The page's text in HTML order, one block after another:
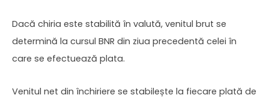
Dacă chiria este stabilită în valută, venitul brut se
determină la cursul BNR din ziua precedentă celei în
care se efectuează plata.
Venitul net din închiriere se stabilește la fiecare plată de